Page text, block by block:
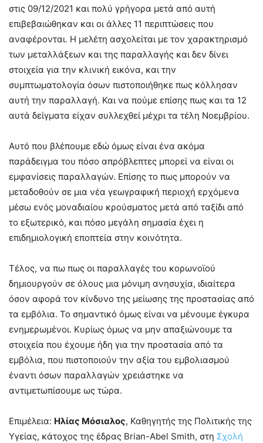
στις 09/12/2021 και πολύ γρήγορα μετά από αυτή
επιβεβαιώθηκαν και οι άλλες 11 περιπτώσεις που
αναφέρονται. Η μελέτη ασχολείται με τον χαρακτηρισμό
των μεταλλάξεων και της παραλλαγής και δεν δίνει
στοιχεία για την κλινική εικόνα, και την
συμπτωματολογία όσων πιστοποιήθηκε πως κόλλησαν
αυτή την παραλλαγή. Και να πούμε επίσης πως και τα 12
αυτά δείγματα είχαν συλλεχθεί μέχρι τα τέλη Νοεμβρίου.
Αυτό που βλέπουμε εδώ όμως είναι ένα ακόμα
παράδειγμα του πόσο απρόβλεπτες μπορεί να είναι οι
εμφανίσεις παραλλαγών. Επίσης το πως μπορούν να
μεταδοθούν σε μια νέα γεωγραφική περιοχή ερχόμενα
μέσω ενός μοναδιαίου κρούσματος μετά από ταξίδι από
το εξωτερικό, και πόσο μεγάλη σημασία έχει η
επιδημιολογική εποπτεία στην κοινότητα.
Τέλος, να πω πως οι παραλλαγές του κορωνοϊού
δημιουργούν σε όλους μια μόνιμη ανησυχία, ιδιαίτερα
όσον αφορά τον κίνδυνο της μείωσης της προστασίας από
τα εμβόλια. Το σημαντικό όμως είναι να μένουμε έγκυρα
ενημερωμένοι. Κυρίως όμως να μην απαξιώνουμε τα
στοιχεία που έχουμε ήδη για την προστασία από τα
εμβόλια, που πιστοποιούν την αξία του εμβολιασμού
έναντι όσων παραλλαγών χρειάστηκε να
αντιμετωπίσουμε ως τώρα.
Επιμέλεια: Ηλίας Μόσιαλος, Καθηγητής της Πολιτικής της
Υγείας, κάτοχος της έδρας Brian-Abel Smith, στη Σχολή